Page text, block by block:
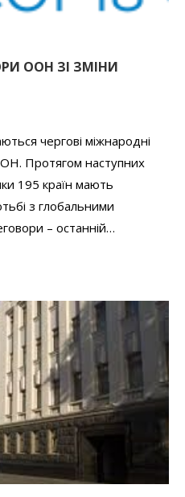
ООН ЗІ ЗМІНИ
чергові міжнародні
Протягом наступних
195 країн мають
з глобальними
– останній…